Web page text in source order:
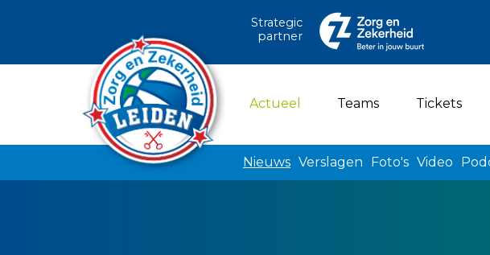
Strategic
partner
Actueel (current)Teams Tickets
Nieuws Verslagen Foto's Video